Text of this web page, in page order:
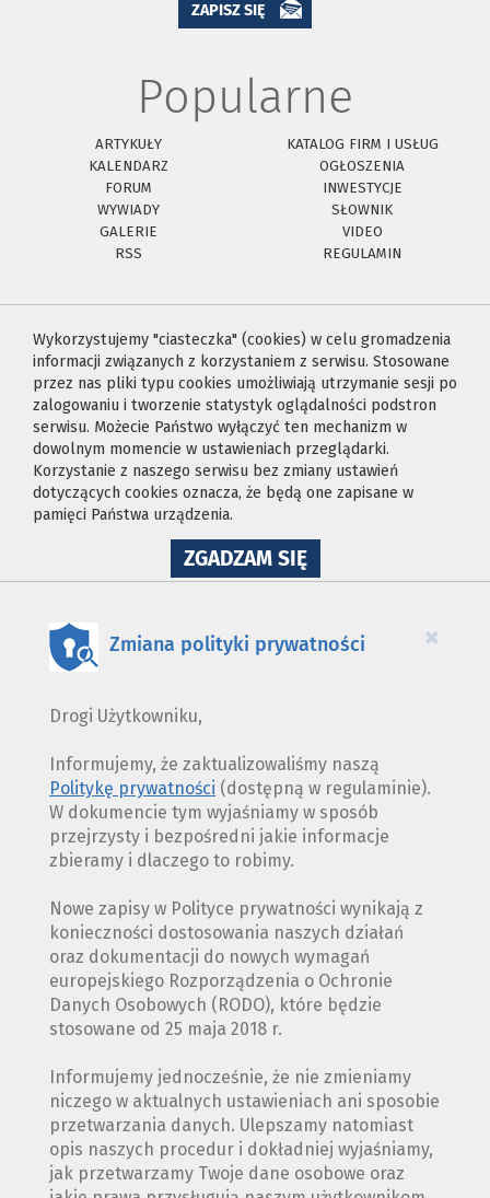
ZAPISZ SIĘ
Popularne
ARTYKUŁY
KATALOG FIRM I USŁUG
KALENDARZ
OGŁOSZENIA
FORUM
INWESTYCJE
WYWIADY
SŁOWNIK
GALERIE
VIDEO
RSS
REGULAMIN
Wykorzystujemy "ciasteczka" (cookies) w celu gromadzenia
informacji związanych z korzystaniem z serwisu. Stosowane
przez nas pliki typu cookies umożliwiają utrzymanie sesji po
zalogowaniu i tworzenie statystyk oglądalności podstron
serwisu. Możecie Państwo wyłączyć ten mechanizm w
dowolnym momencie w ustawieniach przeglądarki.
Korzystanie z naszego serwisu bez zmiany ustawień
dotyczących cookies oznacza, że będą one zapisane w
pamięci Państwa urządzenia.
ZGADZAM SIĘNA
WYKORZYSTANIE
×
Zmiana polityki prywatności
Drogi Użytkowniku,
Informujemy, że zaktualizowaliśmy naszą
Politykę prywatności (dostępną w regulaminie).
W dokumencie tym wyjaśniamy w sposób
przejrzysty i bezpośredni jakie informacje
zbieramy i dlaczego to robimy.
Nowe zapisy w Polityce prywatności wynikają z
konieczności dostosowania naszych działań
oraz dokumentacji do nowych wymagań
europejskiego Rozporządzenia o Ochronie
Danych Osobowych (RODO), które będzie
stosowane od 25 maja 2018 r.
Informujemy jednocześnie, że nie zmieniamy
niczego w aktualnych ustawieniach ani sposobie
przetwarzania danych. Ulepszamy natomiast
opis naszych procedur i dokładniej wyjaśniamy,
jak przetwarzamy Twoje dane osobowe oraz